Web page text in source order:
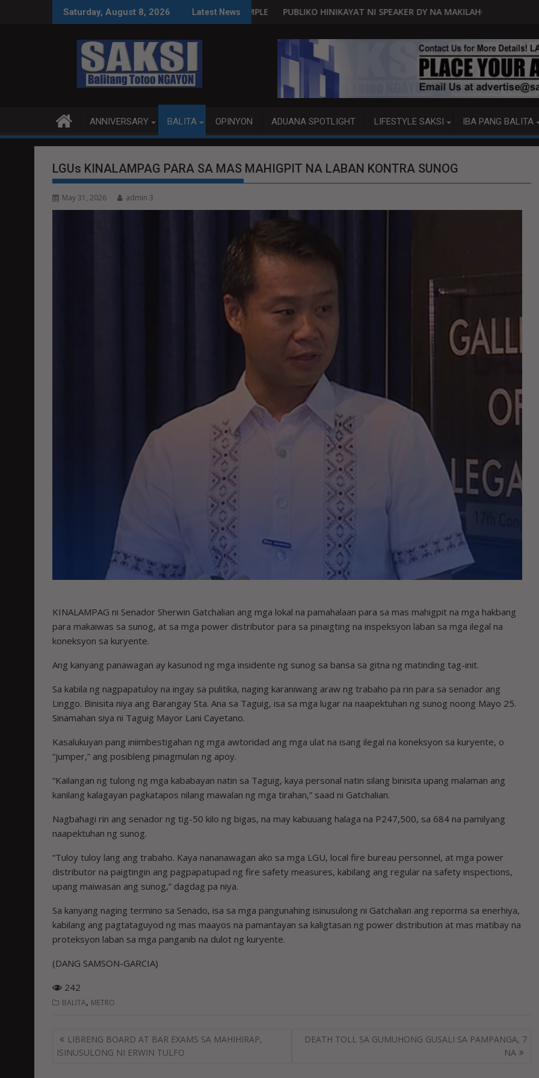
Saturday, August 8, 2026 Latest News
SA WPS O MAGBITIW
SA KONGRESO NA SUSPENDIHIN IMPLEMENTASYON NG RPVARAPUBLIKO HINIKAYAT NI SPEAKER DY NA MAKILAHOK SA PAGBUO NG MGA BATAS
MALACAÑANG PINAAARAL
ANNIVERSARY BALITA OPINYON ADUANA SPOTLIGHT LIFESTYLE SAKSI IBA PANG BALITA
LGUs KINALAMPAG PARA SA MAS MAHIGPIT NA LABAN KONTRA SUNOG
May 31, 2026 admin 3
KINALAMPAG ni Senador Sherwin Gatchalian ang mga lokal na pamahalaan para sa mas mahigpit na mga hakbang
para makaiwas sa sunog, at sa mga power distributor para sa pinaigting na inspeksyon laban sa mga ilegal na
koneksyon sa kuryente.
Ang kanyang panawagan ay kasunod ng mga insidente ng sunog sa bansa sa gitna ng matinding tag-init.
Sa kabila ng nagpapatuloy na ingay sa pulitika, naging karaniwang araw ng trabaho pa rin para sa senador ang
Linggo. Binisita niya ang Barangay Sta. Ana sa Taguig, isa sa mga lugar na naapektuhan ng sunog noong Mayo 25.
Sinamahan siya ni Taguig Mayor Lani Cayetano.
Kasalukuyan pang iniimbestigahan ng mga awtoridad ang mga ulat na isang ilegal na koneksyon sa kuryente, o
“jumper,” ang posibleng pinagmulan ng apoy.
“Kailangan ng tulong ng mga kababayan natin sa Taguig, kaya personal natin silang binisita upang malaman ang
kanilang kalagayan pagkatapos nilang mawalan ng mga tirahan,” saad ni Gatchalian.
Nagbahagi rin ang senador ng tig-50 kilo ng bigas, na may kabuuang halaga na P247,500, sa 684 na pamilyang
naapektuhan ng sunog.
“Tuloy tuloy lang ang trabaho. Kaya nananawagan ako sa mga LGU, local fire bureau personnel, at mga power
distributor na paigtingin ang pagpapatupad ng fire safety measures, kabilang ang regular na safety inspections,
upang maiwasan ang sunog,” dagdag pa niya.
Sa kanyang naging termino sa Senado, isa sa mga pangunahing isinusulong ni Gatchalian ang reporma sa enerhiya,
kabilang ang pagtataguyod ng mas maayos na pamantayan sa kaligtasan ng power distribution at mas matibay na
proteksyon laban sa mga panganib na dulot ng kuryente.
(DANG SAMSON-GARCIA)
242
BALITA, METRO
Post
navigation
LIBRENG BOARD AT BAR EXAMS SA MAHIHIRAP,
ISINUSULONG NI ERWIN TULFO
DEATH TOLL SA GUMUHONG GUSALI SA PAMPANGA, 7
NA